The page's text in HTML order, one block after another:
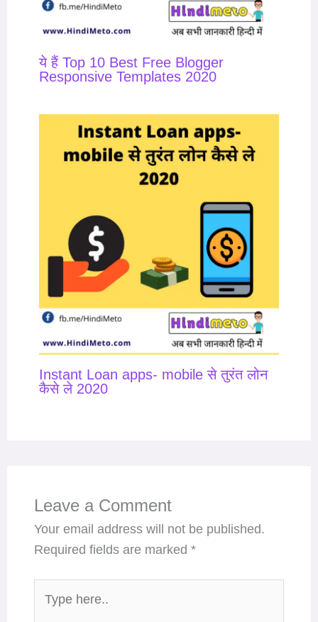
ये हैं Top 10 Best Free Blogger
Responsive Templates 2020
Instant Loan apps- mobile से तुरंत लोन
कैसे ले 2020
Leave a Comment
Your email address will not be published.
Required fields are marked*
here..